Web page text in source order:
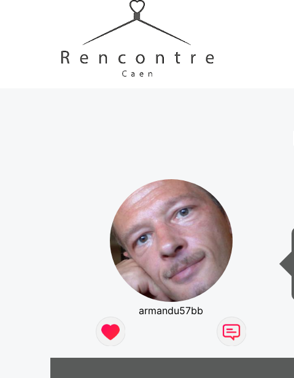
armandu57bb